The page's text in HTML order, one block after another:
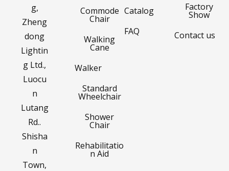
g,
Zheng
dong
Lightin
g Ltd.,
Luocu
n
Lutang
Rd..
Shisha
n
Town,
Commode
Chair
Walking
Cane
Walker
Standard
Wheelchair
Shower
Chair
Rehabilitatio
n Aid
Catalog
FAQ
Factory
Show
Contact us